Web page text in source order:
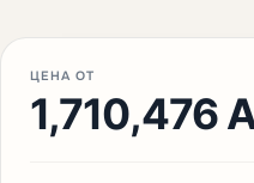
ЦЕНА ОТ
1,710,476